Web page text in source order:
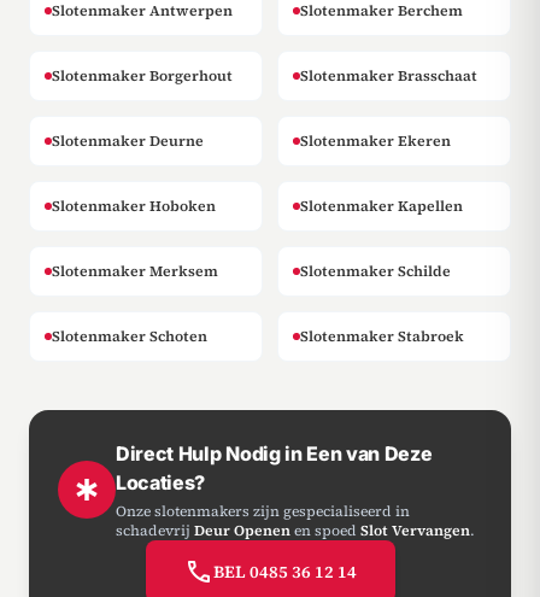
Slotenmaker Antwerpen Slotenmaker Berchem
Slotenmaker Borgerhout Slotenmaker Brasschaat
Slotenmaker Deurne Slotenmaker Ekeren
Slotenmaker Hoboken Slotenmaker Kapellen
Slotenmaker Merksem Slotenmaker Schilde
Slotenmaker Schoten Slotenmaker Stabroek
emergency
Direct Hulp Nodig in Een van Deze
Locaties?
Onze slotenmakers zijn gespecialiseerd in
schadevrij Deur Openenen spoed Slot Vervangen.
callBEL 0485 36 12 14